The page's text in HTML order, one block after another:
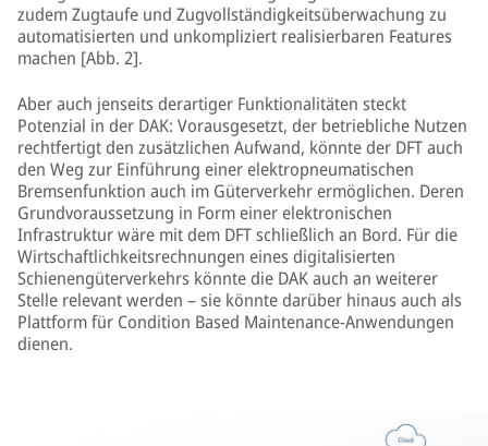
zudem Zugtaufe und Zugvollständigkeitsüberwachung zu
automatisierten und unkompliziert realisierbaren Features
machen [Abb. 2].
Aber auch jenseits derartiger Funktionalitäten steckt
Potenzial in der DAK: Vorausgesetzt, der betriebliche Nutzen
rechtfertigt den zusätzlichen Aufwand, könnte der DFT auch
den Weg zur Einführung einer elektropneumatischen
Bremsenfunktion auch im Güterverkehr ermöglichen. Deren
Grundvoraussetzung in Form einer elektronischen
Infrastruktur wäre mit dem DFT schließlich an Bord. Für die
Wirtschaftlichkeitsrechnungen eines digitalisierten
Schienengüterverkehrs könnte die DAK auch an weiterer
Stelle relevant werden – sie könnte darüber hinaus auch als
Plattform für Condition Based Maintenance-Anwendungen
dienen.